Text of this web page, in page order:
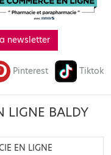
newsletter
Pinterest Tiktok
LIGNE BALDY
EN LIGNE